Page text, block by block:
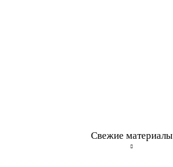
Свежие материалы